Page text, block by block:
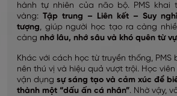
hành tự nhiên của não bộ. PMS khai
vàng: Tập trung – Liên kết – Suy
tượng, giúp người học tạo ra càng
càng nhớ lâu, nhớ sâu và khó quên từ
Khác với cách học từ truyền thống, PMS
nên thú vị và hiệu quả vượt trội. Học viên
vận dụng sự sáng tạo và cảm xúc để
thành một “dấu ấn cá nhân”. Nhờ vậy,